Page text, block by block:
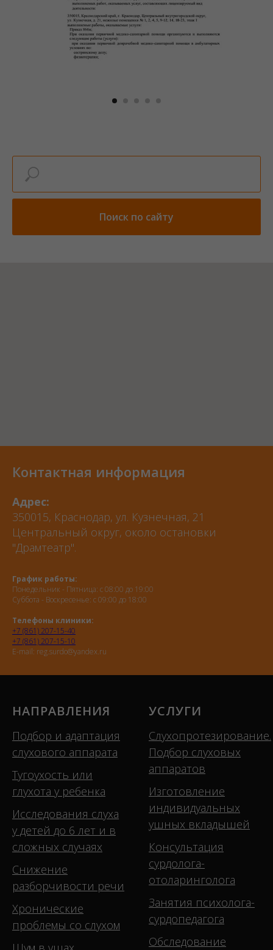
Поиск по сайту
Контактная информация
Адрес:
350015, Краснодар, ул. Кузнечная, 21
Центральный округ, около остановки
"Драмтеатр".
График работы:
Понедельник - Пятница: с 08:00 до 19:00
Суббота - Воскресенье: с 09:00 до 18:00
Телефоны клиники:
+7 (861) 207-15-40
+7 (861) 207-15-10
E-mail: reg.surdo@yandex.ru
НАПРАВЛЕНИЯ
Подбор и адаптация
слухового аппарата
Тугоухость или
глухота у ребенка
Исследования слуха
у детей до 6 лет и в
сложных случаях
Снижение
разборчивости речи
Хронические
проблемы со слухом
УСЛУГИ
Слухопротезирование.
Подбор слуховых
аппаратов
Изготовление
индивидуальных
ушных вкладышей
Консультация
сурдолога-
отоларинголога
Занятия психолога-
сурдопедагога
Обследование